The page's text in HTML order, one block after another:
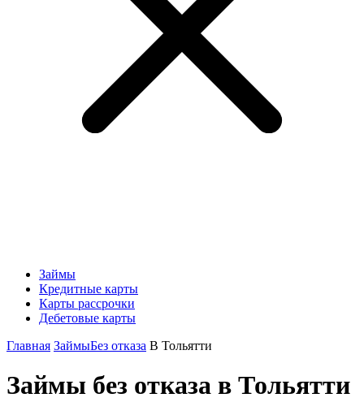
Займы
Кредитные карты
Карты рассрочки
Дебетовые карты
Главная ЗаймыБез отказа В Тольятти
Займы без отказа в Тольятти